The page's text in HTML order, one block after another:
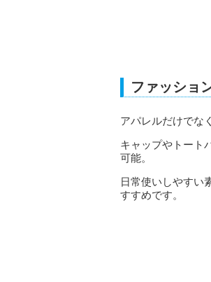
ファッショ
アパレルだけでな
キャップやトート
可能。
日常使いしやすい
すすめです。